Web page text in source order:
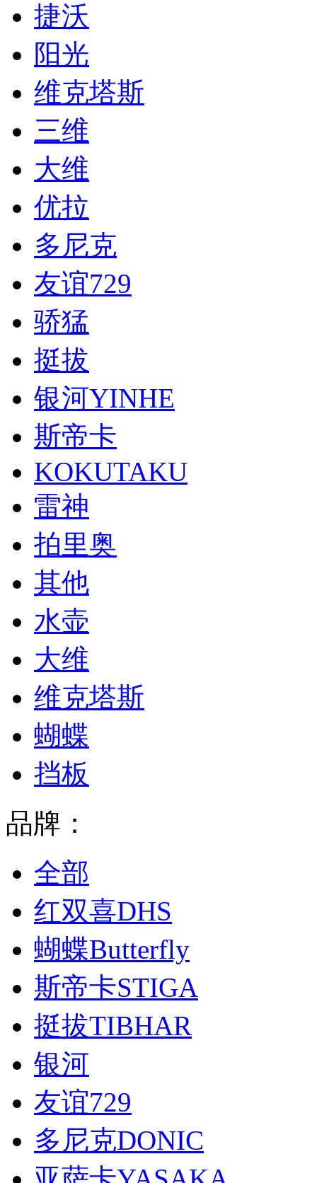
捷沃
阳光
维克塔斯
三维
大维
优拉
多尼克
友谊729
骄猛
挺拔
银河YINHE
斯帝卡
KOKUTAKU
雷神
拍里奥
其他
水壶
大维
维克塔斯
蝴蝶
挡板
品牌：
全部
红双喜DHS
蝴蝶Butterfly
斯帝卡STIGA
挺拔TIBHAR
银河
友谊729
多尼克DONIC